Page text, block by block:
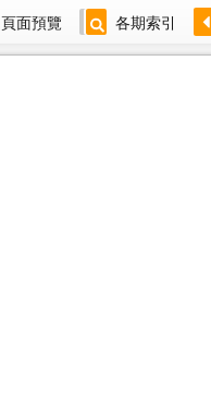
頁面預覽 各期索引